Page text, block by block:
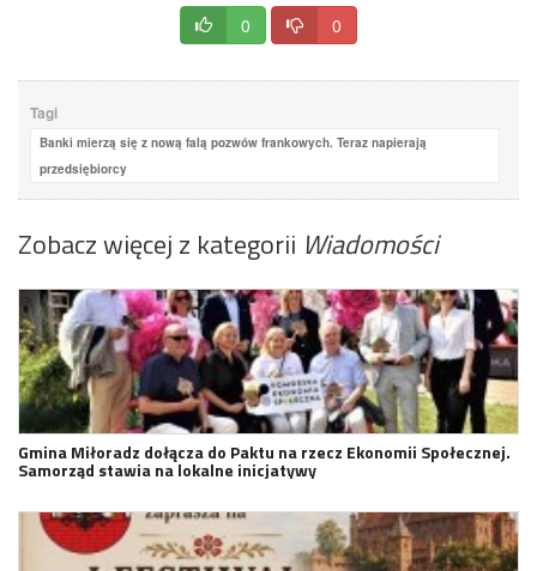
0 0
Tagi
Banki mierzą się z nową falą pozwów frankowych. Teraz napierają
przedsiębiorcy
Zobacz więcej z kategorii Wiadomości
Gmina Miłoradz dołącza do Paktu na rzecz Ekonomii Społecznej.
Samorząd stawia na lokalne inicjatywy